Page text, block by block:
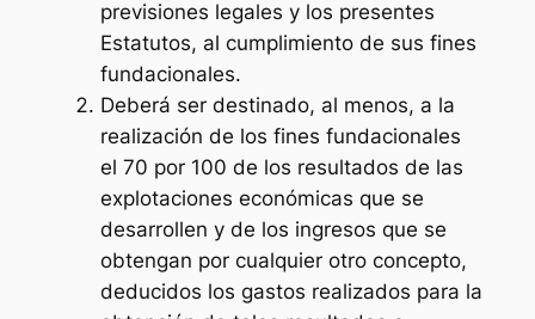
previsiones legales y los presentes
Estatutos, al cumplimiento de sus fines
fundacionales.
Deberá ser destinado, al menos, a la
realización de los fines fundacionales
el 70 por 100 de los resultados de las
explotaciones económicas que se
desarrollen y de los ingresos que se
obtengan por cualquier otro concepto,
deducidos los gastos realizados para la